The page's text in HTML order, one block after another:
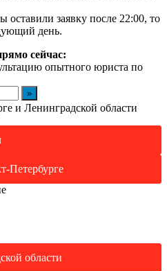
оставили заявку после 22:00, то
день.
сейчас:
опытного юриста по
и Ленинградской области
Петербурге
области